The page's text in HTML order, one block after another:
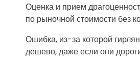
Оценка и прием
по рыночной стоимости без
Ошибка, из-за которой
дешево, даже если они